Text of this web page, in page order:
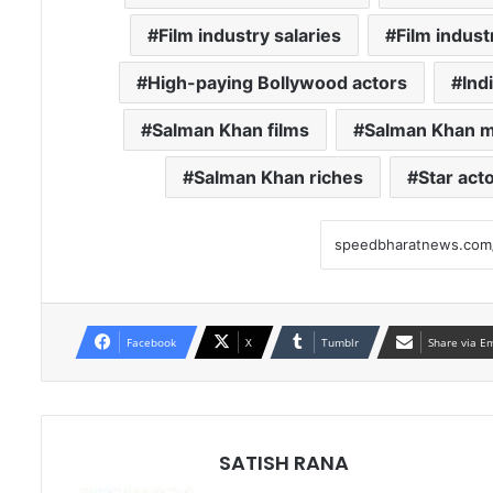
Film industry salaries Film
High-paying Bollywood actors
Salman Khan films Salman Khan
Salman Khan riches Star
Facebook X Tumblr Share via
SATISH RANA